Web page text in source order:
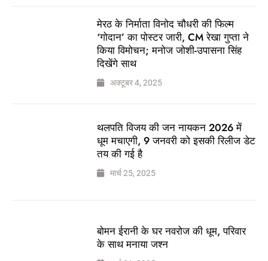
मेरठ के निर्माता विनोद चौधरी की फिल्म
‘गोदान’ का पोस्टर जारी, CM रेखा गुप्ता ने
किया विमोचन; मनोज जोशी-उपासना सिंह
दिखेंगे साथ
अक्टूबर 4, 2025
थलपति विजय की जन नायकन 2026 में
धूम मचाएगी, 9 जनवरी को इसकी रिलीज डेट
तय की गई है
मार्च 25, 2025
बोमन ईरानी के घर नवरोज की धूम, परिवार
के साथ मनाया जश्न